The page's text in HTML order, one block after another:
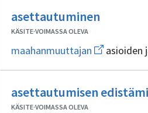
asettautuminen
KÄSITE·VOIMASSA OLEVA
maahanmuuttajan Avaa
uuden
ikkunan
asioiden
asettautumisen
KÄSITE·VOIMASSA OLEVA